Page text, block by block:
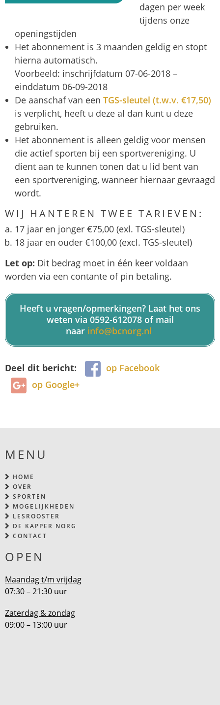
dagen per week
tijdens onze
openingstijden
Het abonnement is 3 maanden geldig en stopt
hierna automatisch.
Voorbeeld: inschrijfdatum 07-06-2018 –
einddatum 06-09-2018
De aanschaf van een TGS-sleutel (t.w.v. €17,50)
is verplicht, heeft u deze al dan kunt u deze
gebruiken.
Het abonnement is alleen geldig voor mensen
die actief sporten bij een sportvereniging. U
dient aan te kunnen tonen dat u lid bent van
een sportvereniging, wanneer hiernaar gevraagd
wordt.
WIJ HANTEREN TWEE TARIEVEN:
17 jaar en jonger €75,00 (exl. TGS-sleutel)
18 jaar en ouder €100,00 (excl. TGS-sleutel)
Let op: Dit bedrag moet in één keer voldaan
worden via een contante of pin betaling.
Heeft u vragen/opmerkingen? Laat het ons
weten via 0592-612078 of mail
naar info@bcnorg.nl
Deel dit bericht:
op Facebook
op Google+
MENU
HOME
OVER
SPORTEN
MOGELIJKHEDEN
LESROOSTER
DE KAPPER NORG
CONTACT
OPEN
Maandag t/m vrijdag
07:30 – 21:30 uur
Zaterdag & zondag
09:00 – 13:00 uur